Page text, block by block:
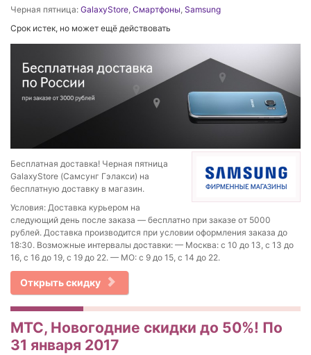
Черная пятница: GalaxyStore, Смартфоны, Samsung
Срок истек, но может ещё действовать
Бесплатная доставка! Черная пятница
GalaxyStore (Самсунг Гэлакси) на
бесплатную доставку в магазин.
Условия: Доставка курьером на
следующий день после заказа — бесплатно при заказе от 5000
рублей. Доставка производится при условии оформления заказа до
18:30. Возможные интервалы доставки: — Москва: с 10 до 13, c 13 до
16, с 16 до 19, с 19 до 22. — МО: с 9 до 15, с 14 до 22.
Открыть скидку
МТС, Новогодние скидки до 50%! По
31 января 2017